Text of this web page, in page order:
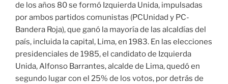
de los años 80 se formó Izquierda Unida, impulsadas
por ambos partidos comunistas (PCUnidad y PC-
Bandera Roja), que ganó la mayoría de las alcaldías del
país, incluida la capital, Lima, en 1983. En las elecciones
presidenciales de 1985, el candidato de Izquierda
Unida, Alfonso Barrantes, alcalde de Lima, quedó en
segundo lugar con el 25% de los votos, por detrás de